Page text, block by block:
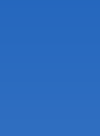
ประกาศรา